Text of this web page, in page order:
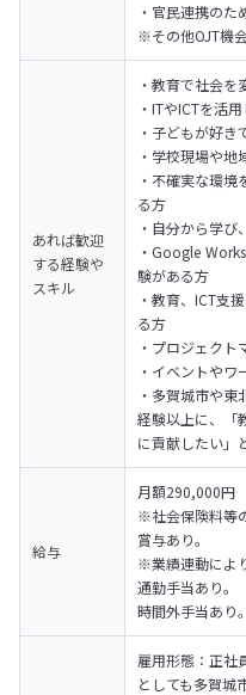
・官民連携のた
※その他OJT機
あれば歓迎
する経験や
スキル
・教育で社会
・ITやICTを活
・子どもが好
・学校現場や
・不確実な環境
る方
・自分から学び
・Google
験がある方
・教育、ICT支
る方
・プロジェクト
・イベントや
・多賀城市や東
経験以上に、「
に貢献したい」
給与
月額290,000円
※社会保険料等
賞与あり。
※業績連動によ
通勤手当あり。
時間外手当あり。
雇用形態：正社
としても多賀城